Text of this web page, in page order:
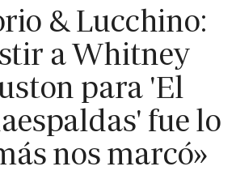
& Lucchino:
a Whitney
para 'El
fue lo
nos marcó»